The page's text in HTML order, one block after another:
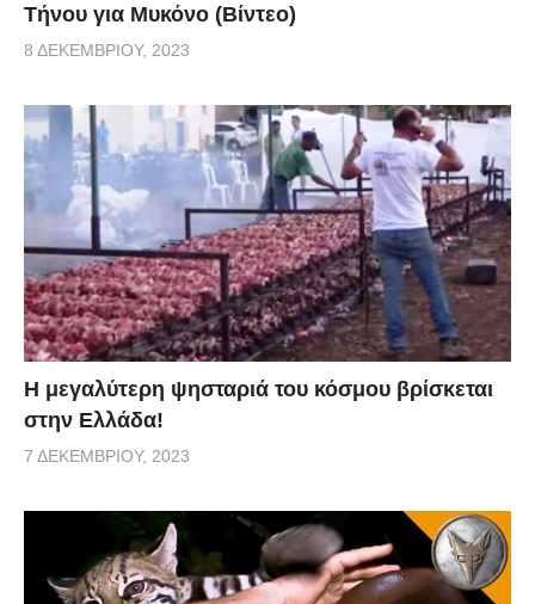
Τήνου για Μυκόνο (Βίντεο)
8 ΔΕΚΕΜΒΡΊΟΥ, 2023
Η μεγαλύτερη ψησταριά του κόσμου βρίσκεται
στην Ελλάδα!
7 ΔΕΚΕΜΒΡΊΟΥ, 2023